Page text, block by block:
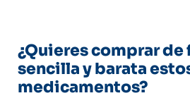
¿Quieres comprar de
sencilla y barata
medicamentos?